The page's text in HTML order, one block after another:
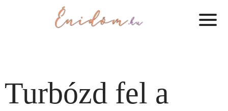
Turbózd fel a